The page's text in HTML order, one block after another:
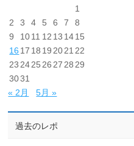
1
2
3 4 5 6 7
8
9
1011 12 13 1415
16 17 18 19 2021 22
23 2425 26 27 28 29
3031
« 2月
5月 »
過去のレポ